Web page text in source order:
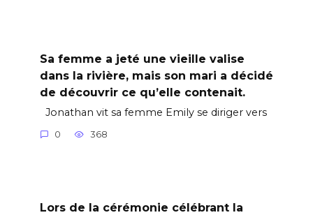
Sa femme a jeté une vieille valise
dans la rivière, mais son mari a décidé
de découvrir ce qu’elle contenait.
Jonathan vit sa femme Emily se diriger vers
0 368
Lors de la cérémonie célébrant la